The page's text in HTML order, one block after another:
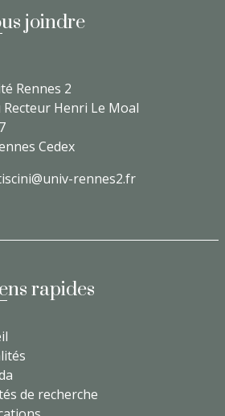
joindre
Rennes 2
Recteur Henri Le Moal
Cedex
rennes2.fr
rapides
de recherche